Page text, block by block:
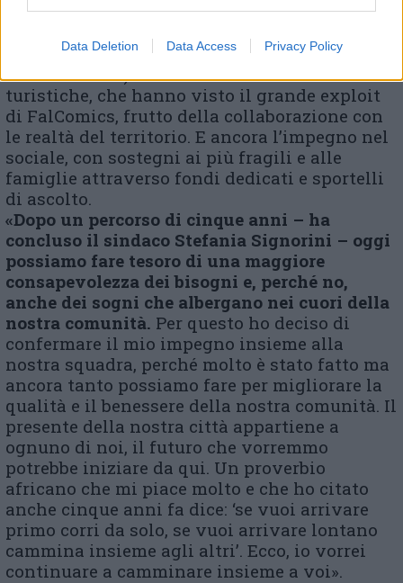
Data Deletion Data Access Privacy Policy
Il riepilogo dei cinque anni di mandato ha
interventi sulle strutture sportive
(piscina, PalaBadiali, centro tennis solo per
citarne alcuni) e le manifestazioni culturali e
turistiche, che hanno visto il grande exploit
di FalComics, frutto della collaborazione con
le realtà del territorio. E ancora l’impegno nel
sociale, con sostegni ai più fragili e alle
famiglie attraverso fondi dedicati e sportelli
di ascolto.
«Dopo un percorso di cinque anni – ha
concluso il sindaco Stefania Signorini – oggi
possiamo fare tesoro di una maggiore
consapevolezza dei bisogni e, perché no,
anche dei sogni che albergano nei cuori della
nostra comunità. Per questo ho deciso di
confermare il mio impegno insieme alla
nostra squadra, perché molto è stato fatto ma
ancora tanto possiamo fare per migliorare la
qualità e il benessere della nostra comunità. Il
presente della nostra città appartiene a
ognuno di noi, il futuro che vorremmo
potrebbe iniziare da qui. Un proverbio
africano che mi piace molto e che ho citato
anche cinque anni fa dice: ‘se vuoi arrivare
primo corri da solo, se vuoi arrivare lontano
cammina insieme agli altri’. Ecco, io vorrei
continuare a camminare insieme a voi».